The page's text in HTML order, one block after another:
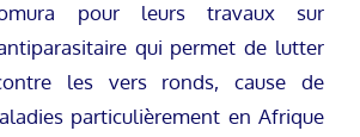
pour leurs travaux sur
qui permet de lutter
les vers ronds, cause de
particulièrement en Afrique